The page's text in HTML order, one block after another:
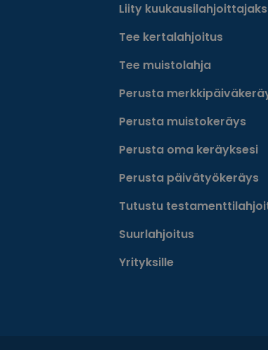
Liity
Tee kertalahjoitus
Tee muistolahja
Perusta
Perusta muistokeräys
Perusta oma keräyksesi
Perusta päivätyökeräys
Tutustu
Suurlahjoitus
Yrityksille